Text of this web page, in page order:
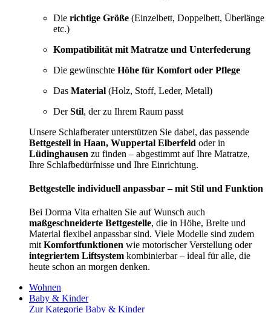
Die richtige Größe (Einzelbett, Doppelbett, Überlänge
etc.)
Kompatibilität mit Matratze und Unterfederung
Die gewünschte Höhe für Komfort oder Pflege
Das Material (Holz, Stoff, Leder, Metall)
DerStil, der zu Ihrem Raum passt
Unsere Schlafberater unterstützen Sie dabei, das passende
Bettgestell in Haan, Wuppertal Elberfeld oder in
Lüdinghausen zu finden – abgestimmt auf Ihre Matratze,
Ihre Schlafbedürfnisse und Ihre Einrichtung.
Bettgestelle individuell anpassbar – mit Stil und Funktion
Bei Dorma Vita erhalten Sie auf Wunsch auch
maßgeschneiderte Bettgestelle, die in Höhe, Breite und
Material flexibel anpassbar sind. Viele Modelle sind zudem
mit Komfortfunktionen wie motorischer Verstellung oder
integriertem Liftsystem kombinierbar – ideal für alle, die
heute schon an morgen denken.
Wohnen
Baby & Kinder
Zur Kategorie Baby & Kinder